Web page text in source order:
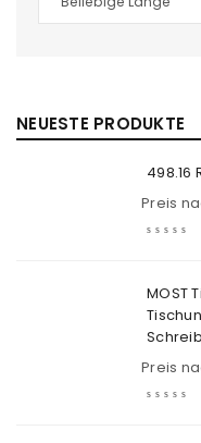
NEUESTE PRODUKTE
498.16
Preis
MOST
Preis